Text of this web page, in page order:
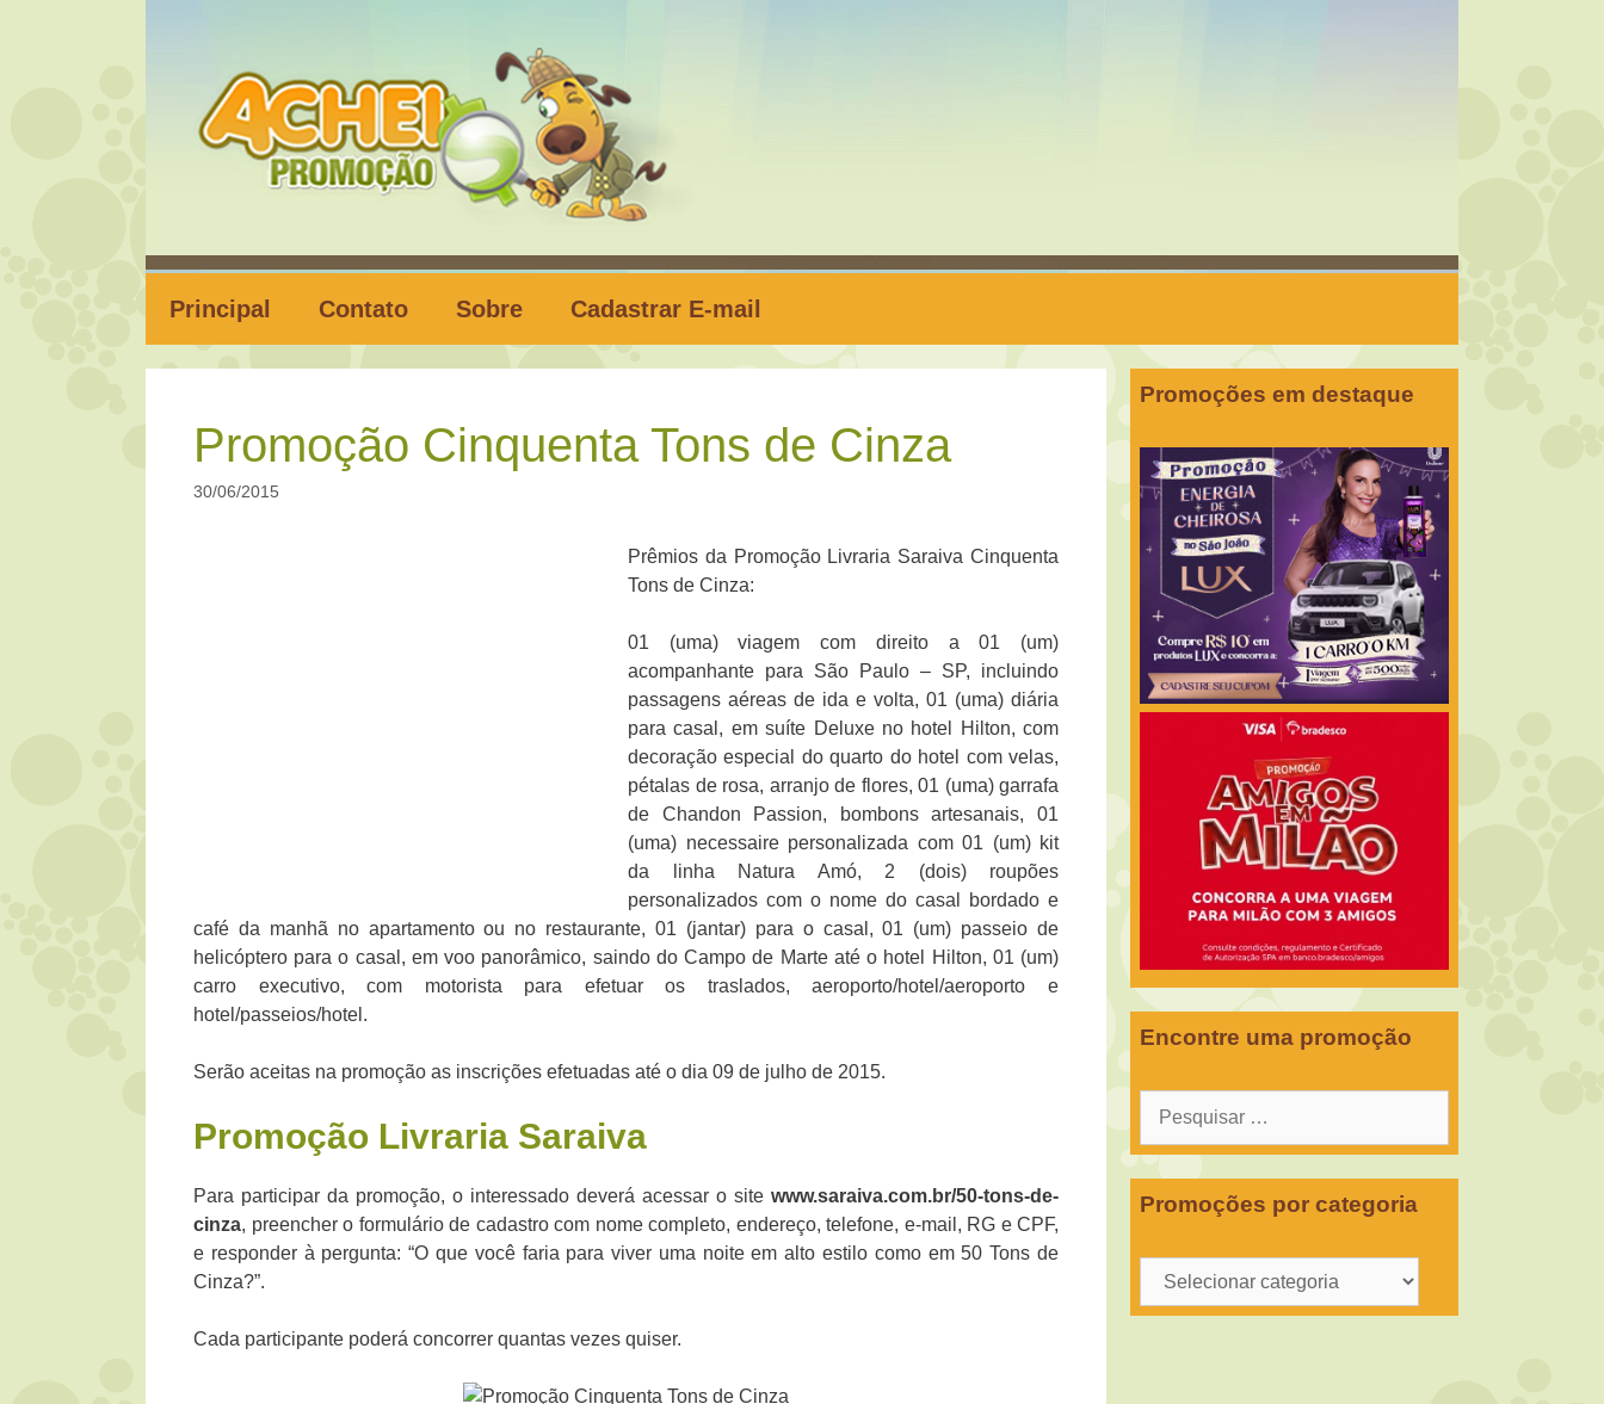
Principal Contato Sobre Cadastrar E-mail
Promoção Cinquenta Tons de Cinza
30/06/2015
Prêmios da Promoção Livraria Saraiva Cinquenta
Tons de Cinza:
01 (uma) viagem com direito a 01 (um)
acompanhante para São Paulo – SP, incluindo
passagens aéreas de ida e volta, 01 (uma) diária
para casal, em suíte Deluxe no hotel Hilton, com
decoração especial do quarto do hotel com velas,
pétalas de rosa, arranjo de flores, 01 (uma) garrafa
de Chandon Passion, bombons artesanais, 01
(uma) necessaire personalizada com 01 (um) kit
da linha Natura Amó, 2 (dois) roupões
personalizados com o nome do casal bordado e
café da manhã no apartamento ou no restaurante, 01 (jantar) para o casal, 01 (um) passeio de
helicóptero para o casal, em voo panorâmico, saindo do Campo de Marte até o hotel Hilton, 01 (um)
carro executivo, com motorista para efetuar os traslados, aeroporto/hotel/aeroporto e
hotel/passeios/hotel.
Serão aceitas na promoção as inscrições efetuadas até o dia 09 de julho de 2015.
Promoção Livraria Saraiva
Para participar da promoção, o interessado deverá acessar o site www.saraiva.com.br/50-tons-de-
cinza, preencher o formulário de cadastro com nome completo, endereço, telefone, e-mail, RG e CPF,
e responder à pergunta: “O que você faria para viver uma noite em alto estilo como em 50 Tons de
Cinza?”.
Cada participante poderá concorrer quantas vezes quiser.
Promoções em destaque
Encontre uma promoção
Pesquisar
Promoções por categoria
Promoções
por